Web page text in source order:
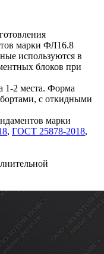
марки ФЛ16.8
используются в
блоков при
1-2 места. Форма
с откидными
марки
, ГОСТ 25878-2018,